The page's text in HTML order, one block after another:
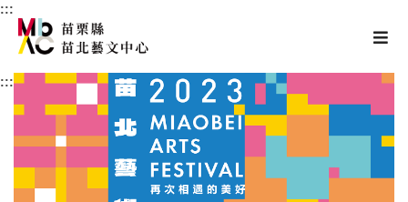
:::
苗栗縣苗北藝文中
:::